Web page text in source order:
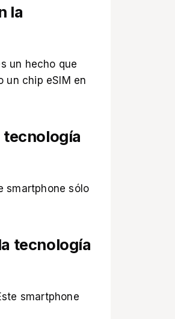
la
un hecho que
un chip eSIM en
tecnología
smartphone sólo
tecnología
smartphone